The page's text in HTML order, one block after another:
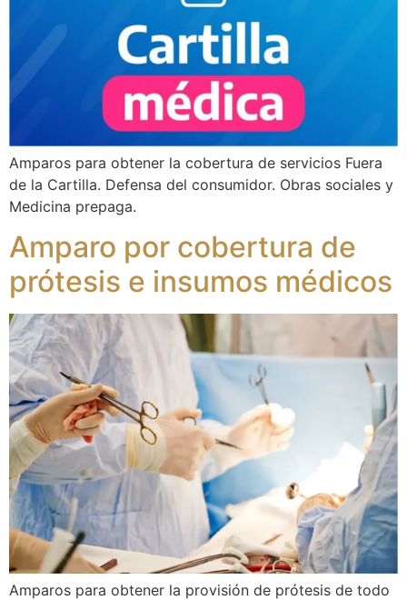
Amparos para obtener la cobertura de servicios Fuera
de la Cartilla. Defensa del consumidor. Obras sociales y
Medicina prepaga.
Amparo por cobertura de
prótesis e insumos médicos
Amparos para obtener la provisión de prótesis de todo